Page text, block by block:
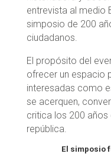
entrevista al medio
simposio de 200
ciudadanos.
El propósito del
ofrecer un espacio
interesadas como
se acerquen,
critica los 200
república.
El simposio